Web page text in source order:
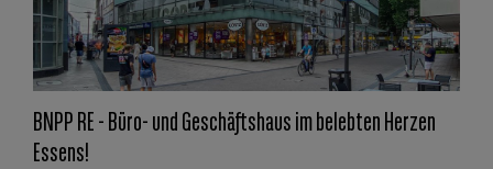
BNPP RE - Büro- und Geschäftshaus im belebten Herzen
Essens!